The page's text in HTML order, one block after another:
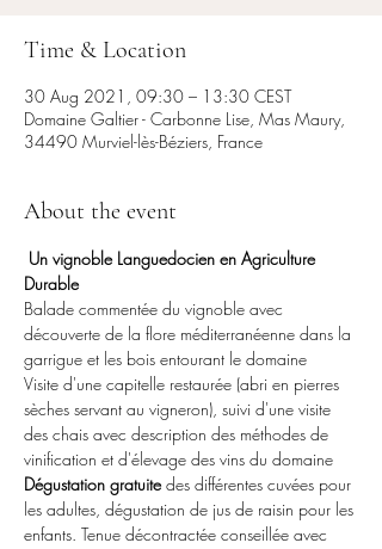
Time & Location
30 Aug 2021, 09:30 – 13:30 CEST
Domaine Galtier - Carbonne Lise, Mas Maury,
34490 Murviel-lès-Béziers, France
About the event
Un vignoble Languedocien en Agriculture
Durable
Balade commentée du vignoble avec
découverte de la flore méditerranéenne dans la
garrigue et les bois entourant le domaine
Visite d'une capitelle restaurée (abri en pierres
sèches servant au vigneron), suivi d'une visite
des chais avec description des méthodes de
vinification et d'élevage des vins du domaine
Dégustation gratuite des différentes cuvées pour
les adultes, dégustation de jus de raisin pour les
enfants. Tenue décontractée conseillée avec